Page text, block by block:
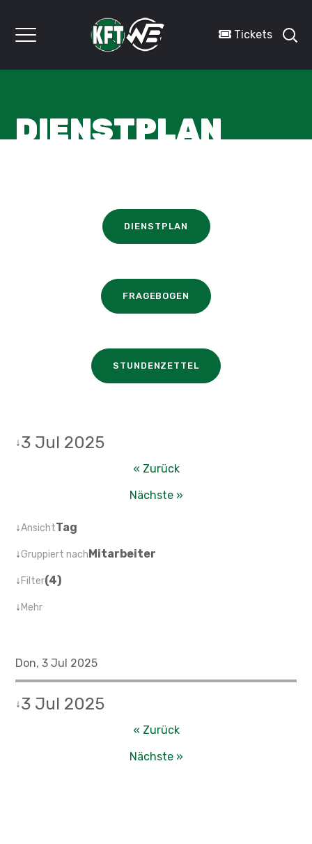
Tickets
DIENSTPLAN
DIENSTPLAN
FRAGEBOGEN
STUNDENZETTEL
↓3 Jul 2025
« Zurück
Nächste »
↓AnsichtTag
↓Gruppiert nachMitarbeiter
↓Filter(4)
↓Mehr
Don, 3 Jul 2025
↓3 Jul 2025
« Zurück
Nächste »